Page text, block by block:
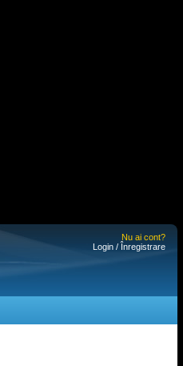
Nu ai cont?
Login / Înregistrare